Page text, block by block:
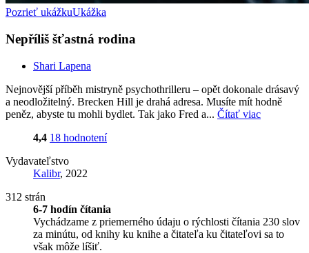
Pozrieť ukážkuUkážka
Nepříliš šťastná rodina
Shari Lapena
Nejnovější příběh mistryně psychothrilleru – opět dokonale drásavý
a neodložitelný. Brecken Hill je drahá adresa. Musíte mít hodně
peněz, abyste tu mohli bydlet. Tak jako Fred a... Čítať viac
4,4 18 hodnotení
Vydavateľstvo
Kalibr, 2022
312 strán
6-7 hodín čítania
Vychádzame z priemerného údaju o rýchlosti čítania 230 slov
za minútu, od knihy ku knihe a čitateľa ku čitateľovi sa to
však môže líšiť.